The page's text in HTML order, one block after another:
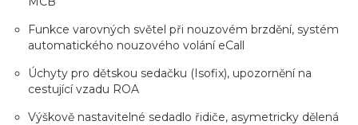
Funkce varovných světel při nouzovém brzdění, systém
automatického nouzového volání eCall
Úchyty pro dětskou sedačku (Isofix), upozornění na
cestující vzadu ROA
Výškově nastavitelné sedadlo řidiče, asymetricky dělená